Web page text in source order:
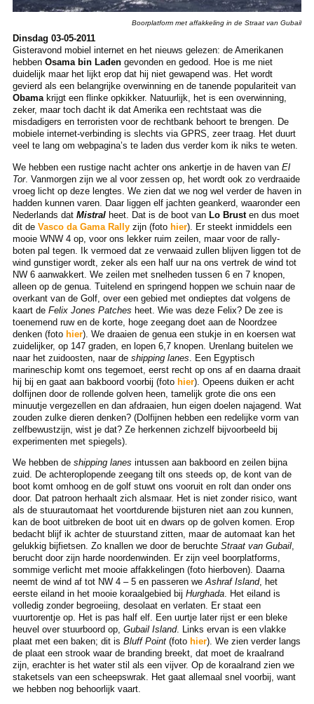
Boorplatform met affakkeling in de Straat van Gubail
Dinsdag 03-05-2011
Gisteravond mobiel internet en het nieuws gelezen: de Amerikanen
hebben Osama bin Ladengevonden en gedood. Hoe is me niet
duidelijk maar het lijkt erop dat hij niet gewapend was. Het wordt
gevierd als een belangrijke overwinning en de tanende populariteit van
Obamakrijgt een flinke opkikker. Natuurlijk, het is een overwinning,
zeker, maar toch dacht ik dat Amerika een rechtstaat was die
misdadigers en terroristen voor de rechtbank behoort te brengen. De
mobiele internet-verbinding is slechts via GPRS, zeer traag. Het duurt
veel te lang om webpagina’s te laden dus verder kom ik niks te weten.
We hebben een rustige nacht achter ons ankertje in de haven van El
Tor. Vanmorgen zijn we al voor zessen op, het wordt ook zo verdraaide
vroeg licht op deze lengtes. We zien dat we nog wel verder de haven in
hadden kunnen varen. Daar liggen elf jachten geankerd, waaronder een
Nederlands dat Mistralheet. Dat is de boot van Lo Brusten dus moet
dit de Vasco da Gama Rallyzijn (foto hier). Er steekt inmiddels een
mooie WNW 4 op, voor ons lekker ruim zeilen, maar voor de rally-
boten pal tegen. Ik vermoed dat ze verwaaid zullen blijven liggen tot de
wind gunstiger wordt, zeker als een half uur na ons vertrek de wind tot
NW 6 aanwakkert. We zeilen met snelheden tussen 6 en 7 knopen,
alleen op de genua. Tuitelend en springend hoppen we schuin naar de
overkant van de Golf, over een gebied met ondieptes dat volgens de
kaart de Felix Jones Patches heet. Wie was deze Felix? De zee is
toenemend ruw en de korte, hoge zeegang doet aan de Noordzee
denken (foto hier). We draaien de genua een stukje in en koersen wat
zuidelijker, op 147 graden, en lopen 6,7 knopen. Urenlang buitelen we
naar het zuidoosten, naar de shipping lanes . Een Egyptisch
marineschip komt ons tegemoet, eerst recht op ons af en daarna draait
hij bij en gaat aan bakboord voorbij (foto hier). Opeens duiken er acht
dolfijnen door de rollende golven heen, tamelijk grote die ons een
minuutje vergezellen en dan afdraaien, hun eigen doelen najagend. Wat
zouden zulke dieren denken? (Dolfijnen hebben een redelijke vorm van
zelfbewustzijn, wist je dat? Ze herkennen zichzelf bijvoorbeeld bij
experimenten met spiegels).
We hebben de shipping lanes intussen aan bakboord en zeilen bijna
zuid. De achteroplopende zeegang tilt ons steeds op, de kont van de
boot komt omhoog en de golf stuwt ons vooruit en rolt dan onder ons
door. Dat patroon herhaalt zich alsmaar. Het is niet zonder risico, want
als de stuurautomaat het voortdurende bijsturen niet aan zou kunnen,
kan de boot uitbreken de boot uit en dwars op de golven komen. Erop
bedacht blijf ik achter de stuurstand zitten, maar de automaat kan het
gelukkig bijfietsen. Zo knallen we door de beruchte Straat van Gubail,
berucht door zijn harde noordenwinden. Er zijn veel boorplatforms,
sommige verlicht met mooie affakkelingen (foto hierboven). Daarna
neemt de wind af tot NW 4 – 5 en passeren we Ashraf Island, het
eerste eiland in het mooie koraalgebied bij Hurghada. Het eiland is
volledig zonder begroeiing, desolaat en verlaten. Er staat een
vuurtorentje op. Het is pas half elf. Een uurtje later rijst er een bleke
heuvel over stuurboord op, Gubail Island. Links ervan is een vlakke
plaat met een baken; dit is Bluff Point(foto hier). We zien verder langs
de plaat een strook waar de branding breekt, dat moet de kraalrand
zijn, erachter is het water stil als een vijver. Op de koraalrand zien we
staketsels van een scheepswrak. Het gaat allemaal snel voorbij, want
we hebben nog behoorlijk vaart.